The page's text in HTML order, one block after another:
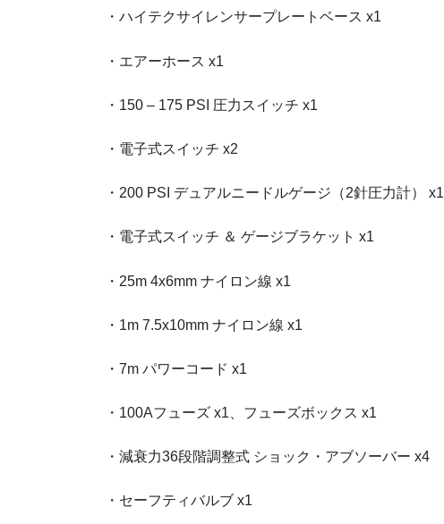
・ハイテクサイレンサープレートベース x1
・エアーホース x1
・150 – 175 PSI 圧力スイッチ x1
・電子式スイッチ x2
・200 PSI デュアルニードルゲージ（2針圧力計） x1
・電子式スイッチ ＆ ゲージブラケット x1
・25m 4x6mm ナイロン線 x1
・1m 7.5x10mm ナイロン線 x1
・7m パワーコード x1
・100Aフューズ x1、フューズボックス x1
・減衰力36段階調整式 ショック・アブソーバー x4
・セーフティバルブ x1